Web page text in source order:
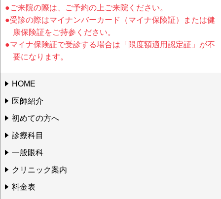
●ご来院の際は、ご予約の上ご来院ください。
●受診の際はマイナンバーカード（マイナ保険証）または健
康保険証をご持参ください。
●マイナ保険証で受診する場合は「限度額適用認定証」が不
要になります。
HOME
医師紹介
初めての方へ
診療科目
一般眼科
クリニック案内
料金表